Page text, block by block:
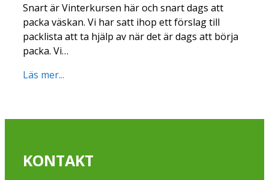
Snart är Vinterkursen här och snart dags att
packa väskan. Vi har satt ihop ett förslag till
packlista att ta hjälp av när det är dags att börja
packa. Vi…
Läs mer...
KONTAKT